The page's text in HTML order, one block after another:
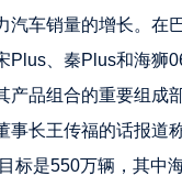
汽车销量的增长。在
Plus、秦Plus和海狮
产品组合的重要组成
事长王传福的话报道
标是550万辆，其中